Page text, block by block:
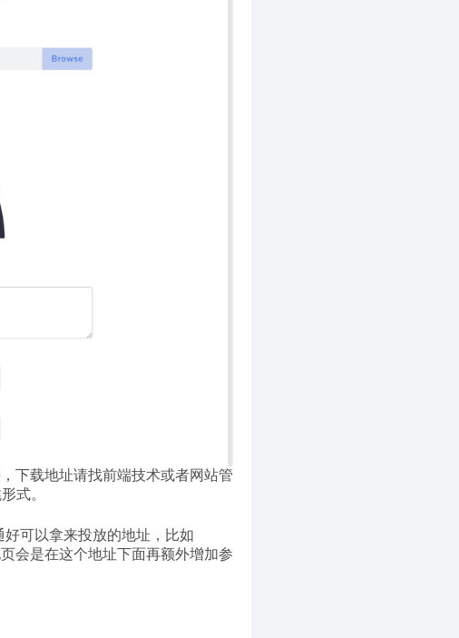
下载地址请找前端技术或者网站管
式。
可以拿来投放的地址，比如
会是在这个地址下面再额外增加参